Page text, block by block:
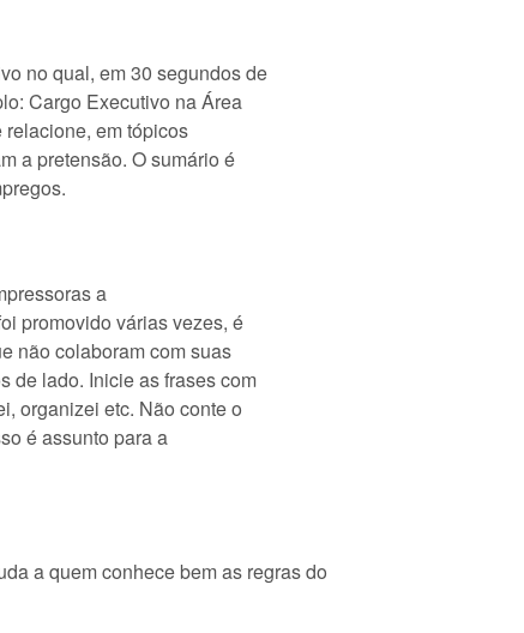
no qual, em 30 segundos de
Cargo Executivo na Área
em tópicos
a pretensão. O sumário é
a
promovido várias vezes, é
não colaboram com suas
de lado. Inicie as frases com
organizei etc. Não conte o
é assunto para a
a quem conhece bem as regras do